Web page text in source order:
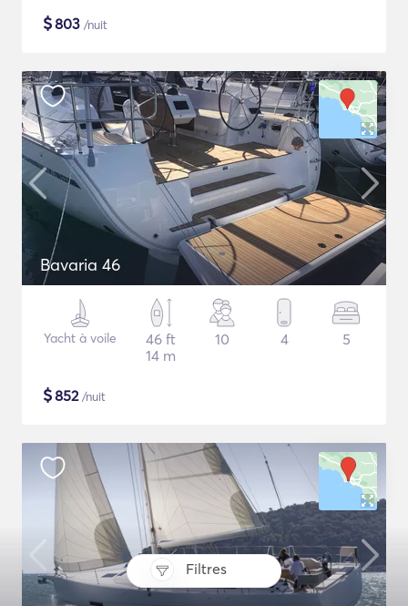
Filtres
$803 /nuit
Bavaria 46
Yacht à voile
46 ft
14 m
10 4 5
$852/nuit